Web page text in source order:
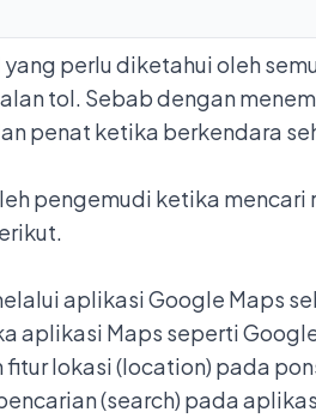
perlu diketahui oleh
tol. Sebab dengan
penat ketika berkendara
pengemudi ketika
aplikasiGoogle Maps
aplikasi Maps seperti
lokasi (location) pada
(search) pada